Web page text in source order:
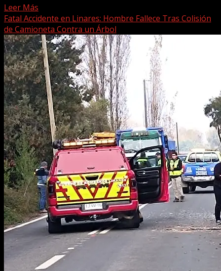
Leer Más
Fatal Accidente en Linares: Hombre Fallece Tras Colisión
de Camioneta Contra un Árbol